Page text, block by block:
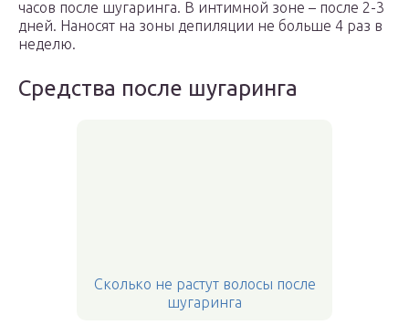
часов после шугаринга. В интимной зоне – после 2-3
дней. Наносят на зоны депиляции не больше 4 раз в
неделю.
Средства после шугаринга
Сколько не растут волосы после
шугаринга